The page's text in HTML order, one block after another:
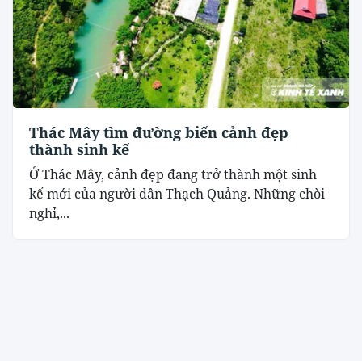
Thác Mây tìm đường biến cảnh đẹp
thành sinh kế
Ở Thác Mây, cảnh đẹp đang trở thành một sinh
kế mới của người dân Thạch Quảng. Những chòi
nghỉ,...